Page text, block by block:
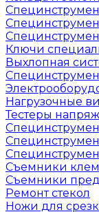
Ключи
Выхлопная
Нагрузочные
Тестеры
Съемники
Съемники
Ремонт стекол
Ножи для